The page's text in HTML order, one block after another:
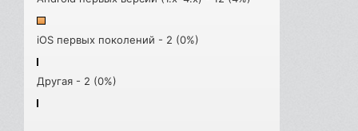
iOS первых поколений - 2 (0%)
Другая - 2 (0%)